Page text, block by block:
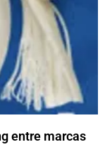
entre marcas